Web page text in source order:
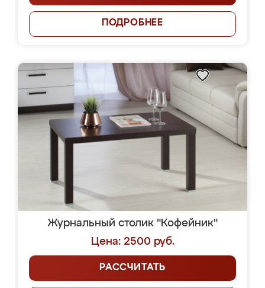
ПОДРОБНЕЕ
Журнальный столик "Кофейник"
Цена: 2500 руб.
РАССЧИТАТЬ